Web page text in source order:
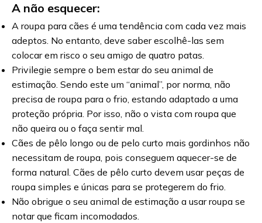
A não esquecer:
A roupa para cães é uma tendência com cada vez mais
adeptos. No entanto, deve saber escolhê-las sem
colocar em risco o seu amigo de quatro patas.
Privilegie sempre o bem estar do seu animal de
estimação. Sendo este um “animal”, por norma, não
precisa de roupa para o frio, estando adaptado a uma
proteção própria. Por isso, não o vista com roupa que
não queira ou o faça sentir mal.
Cães de pêlo longo ou de pelo curto mais gordinhos não
necessitam de roupa, pois conseguem aquecer-se de
forma natural. Cães de pêlo curto devem usar peças de
roupa simples e únicas para se protegerem do frio.
Não obrigue o seu animal de estimação a usar roupa se
notar que ficam incomodados.